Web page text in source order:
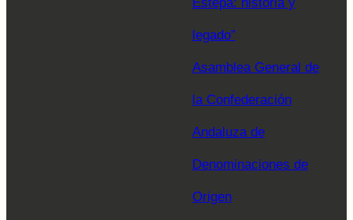
legado”
Asamblea General de
la Confederación
Andaluza de
Denominaciones de
Origen